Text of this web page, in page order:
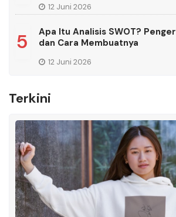
12 Juni 2026
5
Apa Itu Analisis SWOT?
dan Cara Membuatnya
12 Juni 2026
Terkini